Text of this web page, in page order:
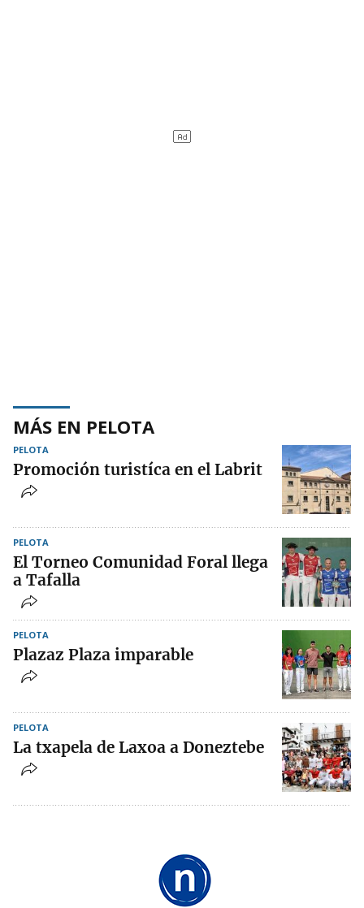
MÁS EN PELOTA
PELOTA
Promoción turistíca en el Labrit
PELOTA
El Torneo Comunidad Foral llega
a Tafalla
PELOTA
Plazaz Plaza imparable
PELOTA
La txapela de Laxoa a Doneztebe